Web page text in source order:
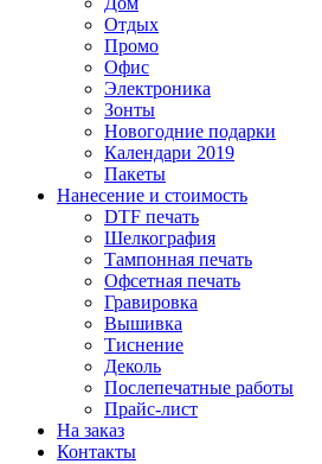
Отдых
Промо
Офис
Электроника
Зонты
Новогодние подарки
Календари 2019
Пакеты
Нанесение и стоимость
DTF печать
Шелкография
Тампонная печать
Офсетная печать
Гравировка
Вышивка
Тиснение
Деколь
Послепечатные работы
Прайс-лист
На заказ
Контакты